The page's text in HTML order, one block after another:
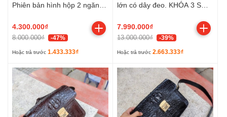
Phiên bản hình hộp 2 ngăn
4.300.000₫
8.000.000₫ -47%
Hoặc trả trước 1.433.333₫
lớn có dây đeo. KHÓA 3 SỐ
7.990.000₫
13.000.000₫ -39%
Hoặc trả trước 2.663.333₫